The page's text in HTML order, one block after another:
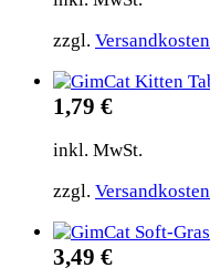
zzgl. Versandkosten
1,79 €
inkl. MwSt.
zzgl. Versandkosten
3,49 €